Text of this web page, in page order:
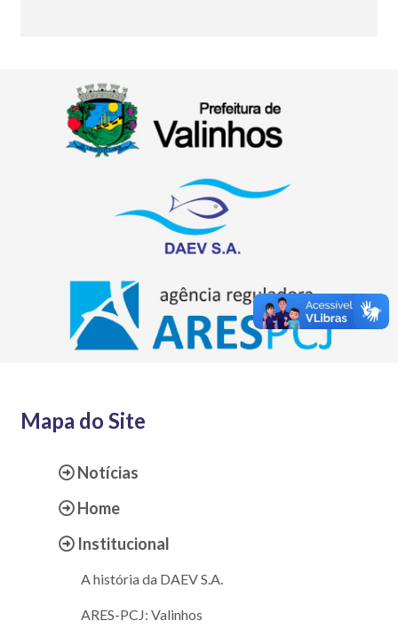
Mapa do Site
Notícias
Home
Institucional
A história da DAEV S.A.
ARES-PCJ: Valinhos